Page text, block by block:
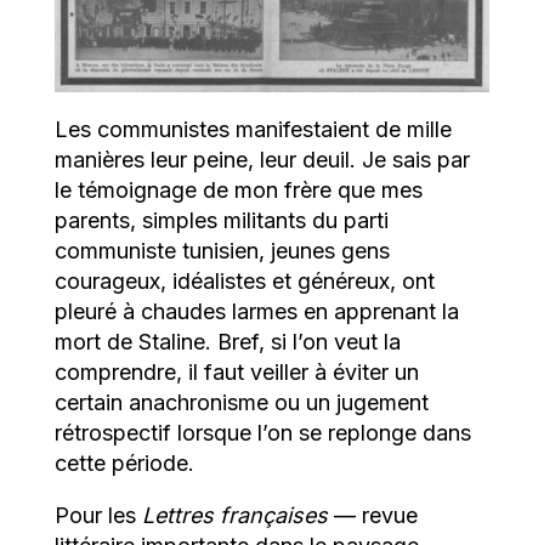
Les communistes manifestaient de mille
manières leur peine, leur deuil. Je sais par
le témoignage de mon frère que mes
parents, simples militants du parti
communiste tunisien, jeunes gens
courageux, idéalistes et généreux, ont
pleuré à chaudes larmes en apprenant la
mort de Staline. Bref, si l’on veut la
comprendre, il faut veiller à éviter un
certain anachronisme ou un jugement
rétrospectif lorsque l’on se replonge dans
cette période.
Pour les Lettres françaises— revue